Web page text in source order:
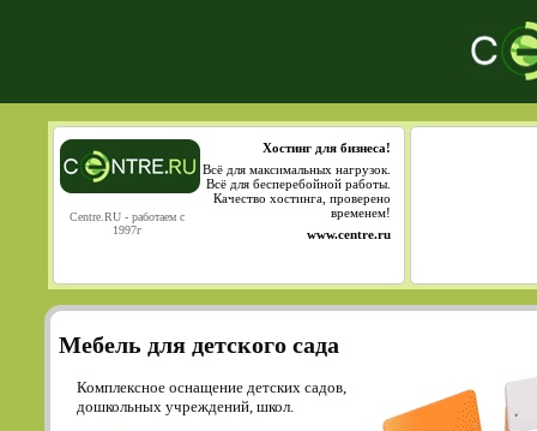
Centre.RU - работаем с
1997г
Хостинг для бизнеса!
Всё для максимальных нагрузок.
Всё для бесперебойной работы.
Качество хостинга, проверено
временем!
www.centre.ru
Мебель для детского сада
Комплексное оснащение детских садов,
дошкольных учреждений, школ.